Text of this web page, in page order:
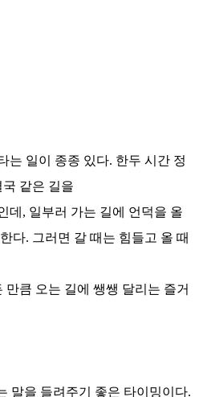
는 일이 종종 있다. 한두 시간 정
같은 길을
데, 일부러 가는 길에 언덕을 올
다. 그러면 갈 때는 힘들고 올 때
만큼 오는 길에 쌩쌩 달리는 즐거
말을 들려주기 좋은 타이밍이다.